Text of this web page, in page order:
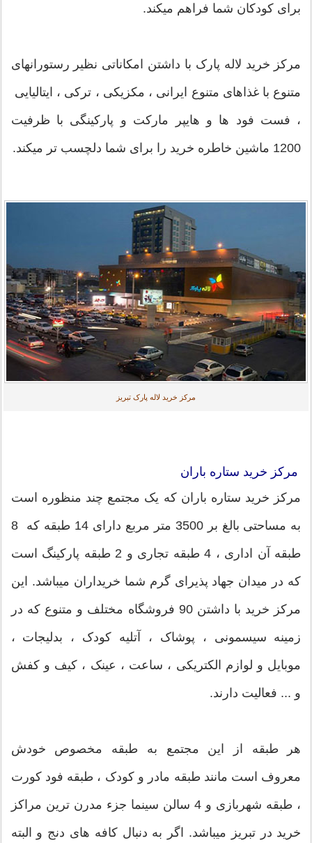
برای کودکان شما فراهم میکند.
مرکز خرید لاله پارک با داشتن امکاناتی نظیر رستورانهای
متنوع با غذاهای متنوع ایرانی ، مکزیکی ، ترکی ، ایتالیایی
، فست فود ها و هایپر مارکت و پارکینگی با ظرفیت
1200 ماشین خاطره خرید را برای شما دلچسب تر میکند.
مرکز خرید لاله پارک تبریز
مرکز خرید ستاره باران
مرکز خرید ستاره باران که یک مجتمع چند منظوره است
به مساحتی بالغ بر 3500 متر مربع دارای 14 طبقه که 8
طبقه آن اداری ، 4 طبقه تجاری و 2 طبقه پارکینگ است
که در میدان جهاد پذیرای گرم شما خریداران میباشد. این
مرکز خرید با داشتن 90 فروشگاه مختلف و متنوع که در
زمینه سیسمونی ، پوشاک ، آتلیه کودک ، بدلیجات ،
موبایل و لوازم الکتریکی ، ساعت ، عینک ، کیف و کفش
و ... فعالیت دارند.
هر طبقه از این مجتمع به طبقه مخصوص خودش
معروف است مانند طبقه مادر و کودک ، طبقه فود کورت
، طبقه شهربازی و 4 سالن سینما جزء مدرن ترین مراکز
خرید در تبریز میباشد. اگر به دنبال کافه های دنج و البته